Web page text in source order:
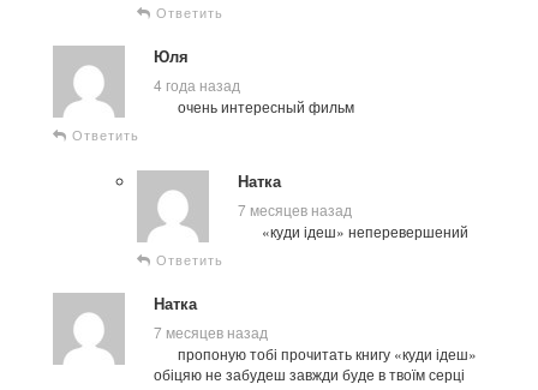
Ответить
Юля
4 года назад
очень интересный фильм
Ответить
Натка
7 месяцев назад
«куди ідеш» неперевершений
Ответить
Натка
7 месяцев назад
пропоную тобі прочитать книгу «куди ідеш»
обіцяю не забудеш завжди буде в твоїм серці